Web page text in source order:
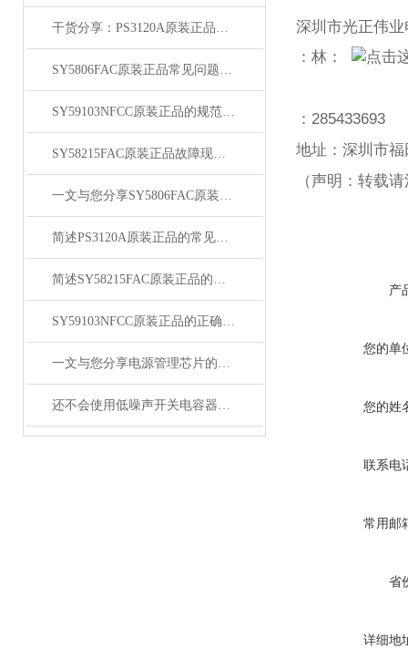
干货分享：PS3120A原装正品使用中的那些常见故障与解决技巧
SY5806FAC原装正品常见问题及对应解决办法大公开
SY59103NFCC原装正品的规范存放管理体系介绍
SY58215FAC原装正品故障现象相应的解决方法介绍
一文与您分享SY5806FAC原装正品的常见问题相应解决方法
简述PS3120A原装正品的常见故障相应解决方法
简述SY58215FAC原装正品的正确安装方法
SY59103NFCC原装正品的正确维护保养方法分享
一文与您分享电源管理芯片的维护保养方法
还不会使用低噪声开关电容器？进来看
深圳市光正伟
：林：
： 285433693
地址：深圳市
（声明：转载
产
您的单
您的姓
联系电
常用邮
省
详细地